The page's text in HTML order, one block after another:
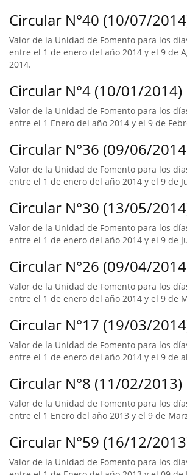
Circular N°40 (10/07/
Valor de la Unidad de Fomento para los
entre el 1 de enero del año 2014 y el 9 de
2014.
Circular N°4 (10/01/2014)
Valor de la Unidad de Fomento para los
entre el 1 Enero del año 2014 y el 9 de
Circular N°36 (09/06/
Valor de la Unidad de Fomento para los
entre el 1 de enero del año 2014 y el 9 de
Circular N°30 (13/05/
Valor de la Unidad de Fomento para los
entre el 1 de enero del año 2014 y el 9 de
Circular N°26 (09/04/
Valor de la Unidad de Fomento para los
entre el 1 de enero del año 2014 y el 9 de
Circular N°17 (19/03/
Valor de la Unidad de Fomento para los
entre el 1 de enero del año 2014 y el 9 de
Circular N°8 (11/02/2013)
Valor de la Unidad de Fomento para los
entre el 1 Enero del año 2013 y el 9 de
Circular N°59 (16/12/
Valor de la Unidad de Fomento para los